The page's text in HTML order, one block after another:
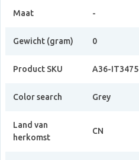
Maat -
Gewicht (gram) 0
Product SKU A36-
Color search Grey
Land van
herkomst
CN